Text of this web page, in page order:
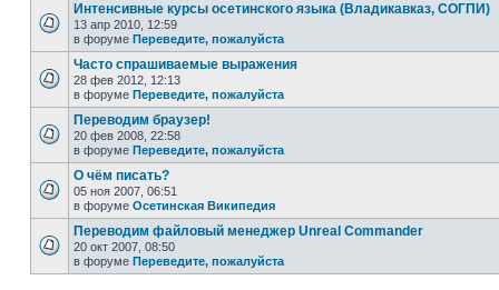
Интенсивные курсы осетинского языка (Владикавказ, СОГПИ)
13 апр 2010, 12:59
в форуме Переведите, пожалуйста
Часто спрашиваемые выражения
28 фев 2012, 12:13
в форуме Переведите, пожалуйста
Переводим браузер!
20 фев 2008, 22:58
в форуме Переведите, пожалуйста
О чём писать?
05 ноя 2007, 06:51
в форуме Осетинская Википедия
Переводим файловый менеджер Unreal Commander
20 окт 2007, 08:50
в форуме Переведите, пожалуйста